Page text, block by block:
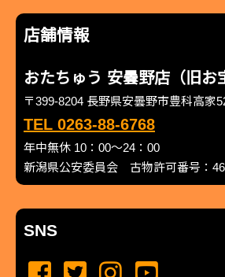
店舗情報
おたちゅう 安曇野店（旧お
〒399-8204 長野県安曇野市豊科高家
TEL 0263-88-6768
年中無休 10：00～24：00
新潟県公安委員会 古物許可番号：
SNS